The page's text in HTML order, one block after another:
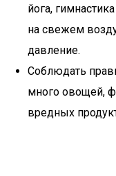
йога,
на свежем
давление.
Соблюдать
много овощей,
вредных